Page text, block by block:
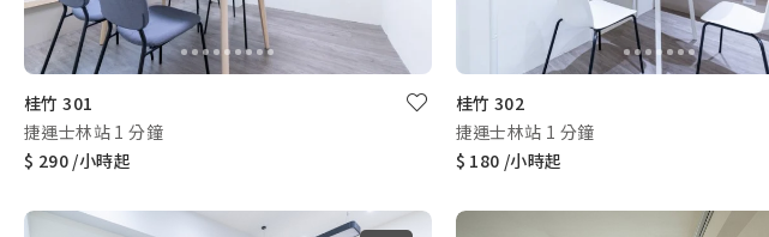
桂竹 301
捷運士林站 1 分鐘
$ 290 /小時起
桂竹 302
捷運士林站 1 分鐘
$ 180 /小時起